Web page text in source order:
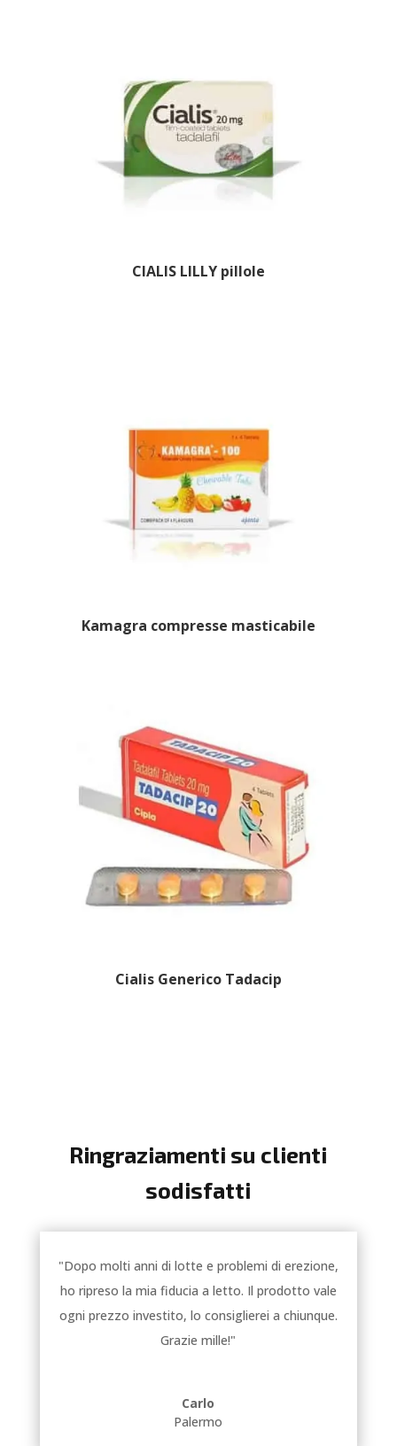
CIALIS LILLY pillole
Kamagra compresse masticabile
Cialis Generico Tadacip
Ringraziamenti su clienti
sodisfatti
"Dopo molti anni di lotte e problemi di erezione,
ho ripreso la mia fiducia a letto. Il prodotto vale
ogni prezzo investito, lo consiglierei a chiunque.
Grazie mille!"
Carlo
Palermo